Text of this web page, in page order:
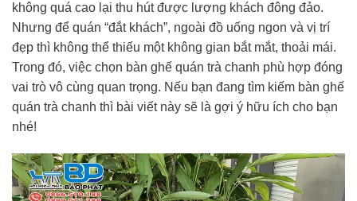
không quá cao lại thu hút được lượng khách đông đảo.
Nhưng để quán “đắt khách”, ngoài đồ uống ngon và vị trí
đẹp thì không thể thiếu một không gian bắt mắt, thoải mái.
Trong đó, việc chọn bàn ghế quán trà chanh phù hợp đóng
vai trò vô cùng quan trọng. Nếu bạn đang tìm kiếm bàn ghế
quán trà chanh thì bài viết này sẽ là gợi ý hữu ích cho bạn
nhé!